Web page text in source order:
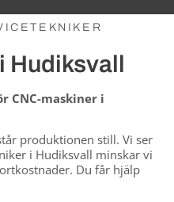
Hudiksvall
CNC-maskiner i
produktionen still. Vi ser
i Hudiksvall minskar vi
Du får hjälp